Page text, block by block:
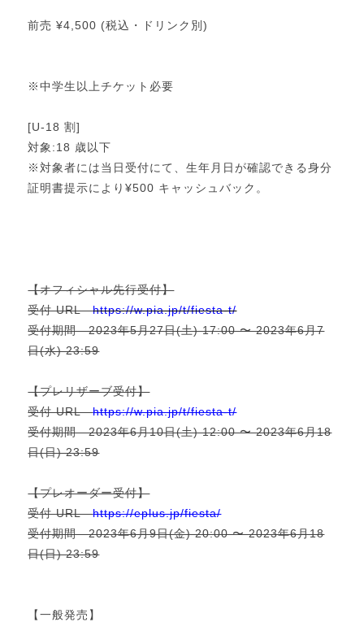
前売 ¥4,500 (税込・ドリンク別)
※中学生以上チケット必要
[U-18 割]
対象:18 歳以下
※対象者には当日受付にて、生年月日が確認できる身分
証明書提示により¥500 キャッシュバック。
【オフィシャル先行受付】
受付 URLhttps://w.pia.jp/t/fiesta-t/
受付期間 2023年5月27日(土) 17:00 〜 2023年6月7
日(水) 23:59
【プレリザーブ受付】
受付 URLhttps://w.pia.jp/t/fiesta-t/
受付期間 2023年6月10日(土) 12:00 〜 2023年6月18
日(日) 23:59
【プレオーダー受付】
受付 URLhttps://eplus.jp/fiesta/
受付期間 2023年6月9日(金) 20:00 〜 2023年6月18
日(日) 23:59
【一般発売】